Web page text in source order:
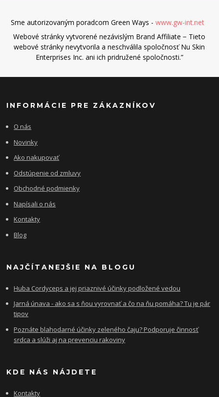
Sme autorizovaným poradcom Green Ways - www.gw-int.net
Webové stránky vytvorené nezávislým Brand Affiliate − Tieto
webové stránky nevytvorila a neschválila spoločnosť Nu Skin
Enterprises Inc. ani ich pridružené spoločnosti.”
INFORMÁCIE PRE ZÁKAZNÍKOV
O nás
Novinky
Ako nakupovať
Odstúpenie od zmluvy
Obchodné podmienky
Napísali o nás
Kontakty
Blog
NAJČÍTANEJŠIE NA BLOGU
Huba Cordyceps a jej priaznivé účinky podložené vedou
Jarná únava - ako sa s ňou vyrovnať a čo na ňu pomáha? Tu je pár
tipov
Poznáte blahodarné účinky zeleného čaju? Podporuje činnosť
srdca a slúži aj na prevenciu rakoviny
KDE NÁS NÁJDETE
Kontakty